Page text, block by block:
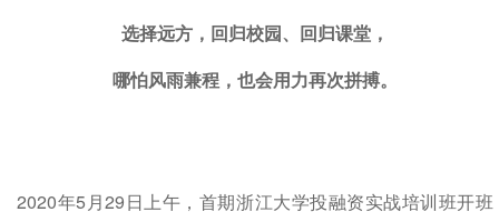
选择远方，回归校园、回归课堂，
哪怕风雨兼程，也会用力再次拼搏。
2020年5月29日上午，首期浙江大学投融资实战培训班开班